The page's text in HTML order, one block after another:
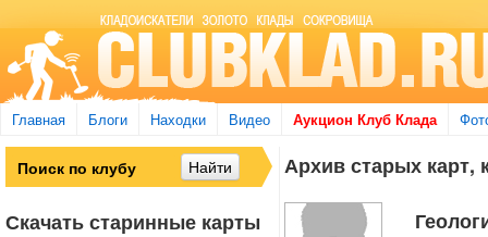
Главная Блоги Находки Видео Аукцион Клуб Клада
Архив старых карт,
Скачать старинные карты